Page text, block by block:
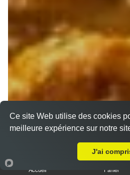
Accueil Panier
Ce site Web utilise des cookies
meilleure expérience sur notre
J'ai